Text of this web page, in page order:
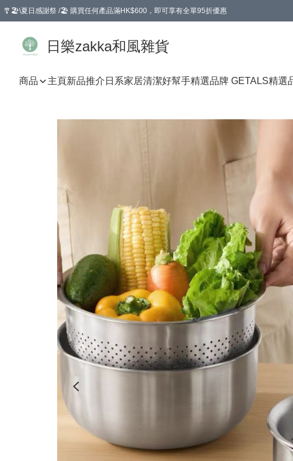
🎐🏖️\夏日感謝祭 /🏖️ 購買任何產品滿HK$600，即可享有全單95折優惠
日樂zakka和風雜貨
商品 主頁新品推介 日系家居清潔好幫手精選品牌 GETALS精選